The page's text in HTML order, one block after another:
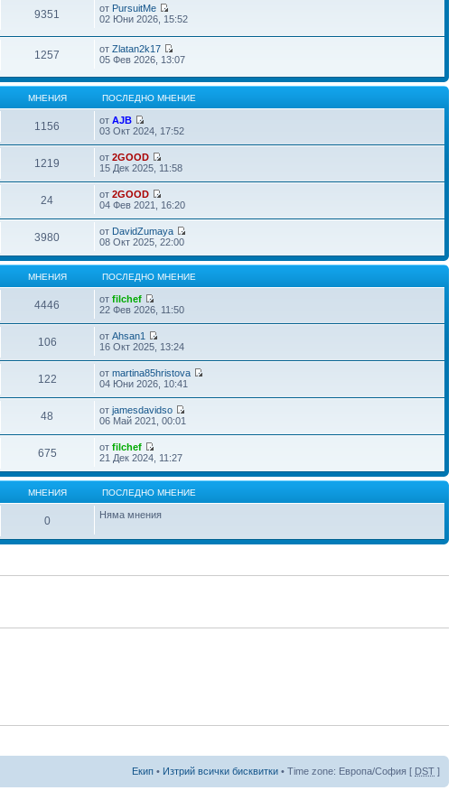
9351 от PursuitMe
02 Юни 2026, 15:52
1257 отZlatan2k17
05 Фев 2026, 13:07
МНЕНИЯ ПОСЛЕДНО МНЕНИЕ
1156 отAJB
03 Окт 2024, 17:52
1219 от2GOOD
15 Дек 2025, 11:58
24 от2GOOD
04 Фев 2021, 16:20
3980 от DavidZumaya
08 Окт 2025, 22:00
МНЕНИЯ ПОСЛЕДНО МНЕНИЕ
4446 отfilchef
22 Фев 2026, 11:50
106 отAhsan1
16 Окт 2025, 13:24
122 отmartina85hristova
04 Юни 2026, 10:41
48 отjamesdavidso
06 Май 2021, 00:01
675 отfilchef
21 Дек 2024, 11:27
МНЕНИЯ ПОСЛЕДНО МНЕНИЕ
0 Няма мнения
Екип • Изтрий всички бисквитки • Time zone: Европа/София [ DST ]